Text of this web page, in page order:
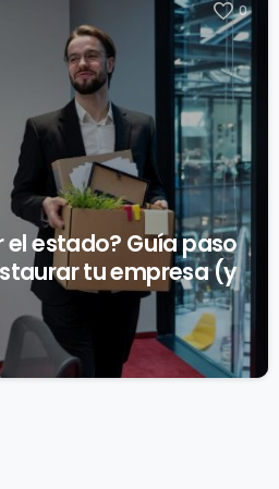
0
el estado? Guía paso
tu empresa (y